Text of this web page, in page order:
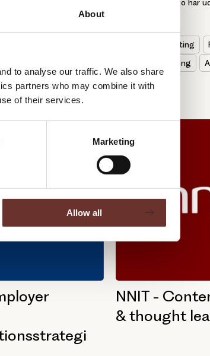
About
to analyse our traffic. We also share
partners who may combine it with
of their services.
Marketing
Allow all
kampagne, Publico har
Content Marketing
Employer Branding
NNIT -
& thought